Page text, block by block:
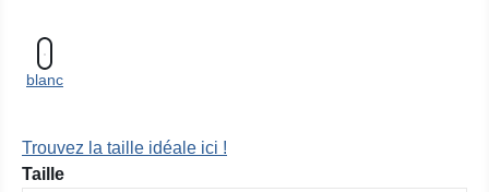
blanc
Trouvez la taille idéale ici !
Sélectionnez
Taille